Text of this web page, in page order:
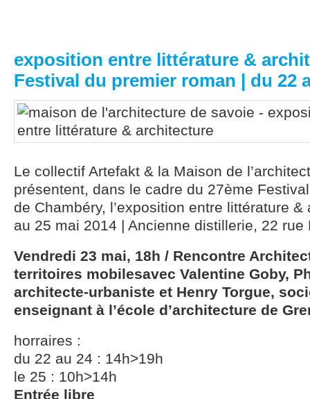
exposition entre littérature &
Festival du premier roman | du 22
Le collectif Artefakt & la Maison de
présentent, dans le cadre du 27ème
de Chambéry, l’exposition entre littérature
au 25 mai 2014 | Ancienne distillerie, 22 rue
Vendredi 23 mai, 18h / Rencontre
territoires mobilesavec Valentine Goby,
architecte-urbaniste et Henry Torgue,
enseignant à l’école d’architecture de
horraires :
du 22 au 24 : 14h>19h
le 25 : 10h>14h
Entrée libre